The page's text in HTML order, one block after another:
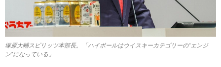
塚原大輔スピリッツ本部長。「ハイボールはウイスキーカテゴリーの“エンジ
ン”になっている」